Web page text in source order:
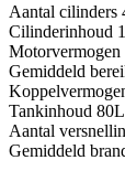
Aantal cilinders
Cilinderinhoud
Motorvermogen
Gemiddeld
Tankinhoud 80L
Aantal
Gemiddeld